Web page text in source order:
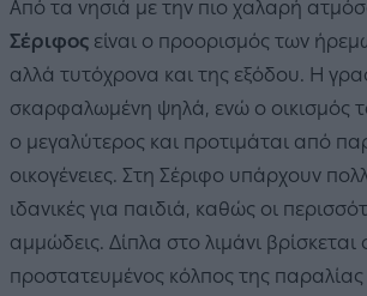
Από τα νησιά με την πιο χαλαρή
Σέριφος είναι ο προορισμός των
αλλά τυτόχρονα και της εξόδου. Η
σκαρφαλωμένη ψηλά, ενώ ο οικισμός
ο μεγαλύτερος και προτιμάται από
οικογένειες. Στη Σέριφο υπάρχουν
ιδανικές για παιδιά, καθώς οι
αμμώδεις. Δίπλα στο λιμάνι βρίσκεται
προστατευμένος κόλπος της παραλίας